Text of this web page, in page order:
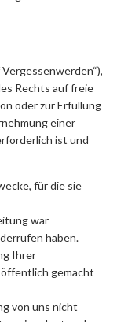
Rechts auf freie
oder zur Erfüllung
einer
ist und
für die sie
war
haben.
Ihrer
gemacht
von uns nicht